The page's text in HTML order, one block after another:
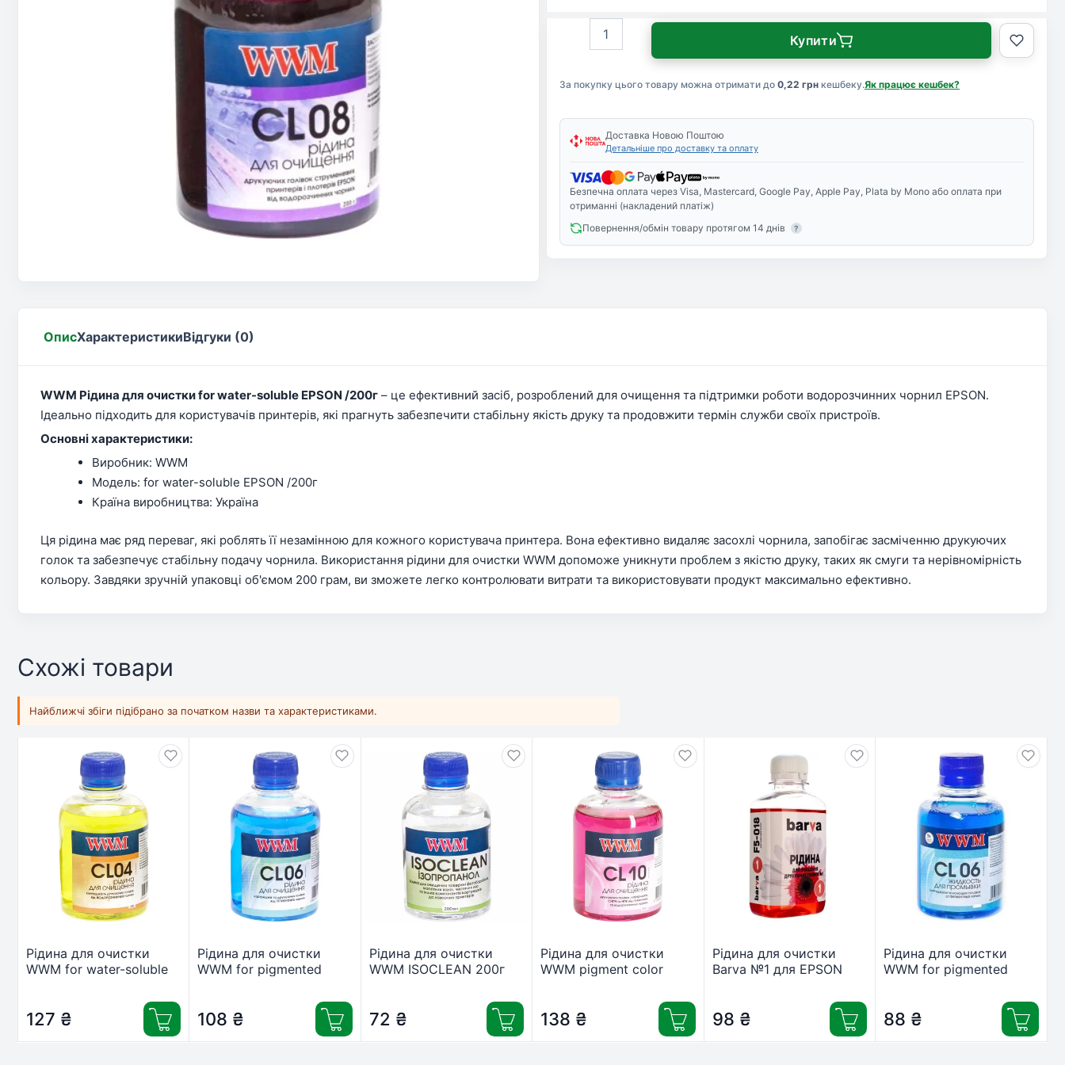
За покупку цього товару можна отримати до 0,22 грнкешбеку.Як працює кешбек?
for
soluble
EPSON
/200г
кількість
Купити
Доставка Новою Поштою
Детальніше про доставку та оплату
Безпечна оплата через Visa, Mastercard, Google Pay, Apple Pay, Plata by Mono або оплата при
отриманні (накладений платіж)
Повернення/обмін товару протягом 14 днів
?
ОписХарактеристикиВідгуки (0)
WWM Рідина для очистки for water-soluble EPSON /200г – це ефективний засіб, розроблений для очищення та підтримки роботи водорозчинних чорнил EPSON.
Ідеально підходить для користувачів принтерів, які прагнуть забезпечити стабільну якість друку та продовжити термін служби своїх пристроїв.
Основні характеристики:
Виробник: WWM
Модель: for water-soluble EPSON /200г
Країна виробництва: Україна
Ця рідина має ряд переваг, які роблять її незамінною для кожного користувача принтера. Вона ефективно видаляє засохлі чорнила, запобігає засміченню друкуючих
голок та забезпечує стабільну подачу чорнила. Використання рідини для очистки WWM допоможе уникнути проблем з якістю друку, таких як смуги та нерівномірність
кольору. Завдяки зручній упаковці об'ємом 200 грам, ви зможете легко контролювати витрати та використовувати продукт максимально ефективно.
Схожі товари
Найближчі збіги підібрано за початком назви та характеристиками.
Рідина для очистки
WWM for water-soluble
127 ₴
Рідина для очистки
WWM for pigmented
108 ₴
Рідина для очистки
WWM ISOCLEAN 200г
72 ₴
Рідина для очистки
WWM pigment color
138 ₴
Рідина для очистки
Barva №1 для EPSON
98 ₴
Рідина для очистки
WWM for pigmented
88 ₴